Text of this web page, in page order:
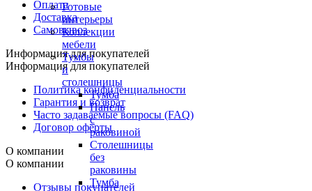
Готовые
интерьеры
Коллекции
мебели
Тумбы
и
столешницы
Тумба
Панель
с
раковиной
Столешницы
без
раковины
Тумба
Оплата
Доставка
Самовывоз
Информация для покупателей
Информация для покупателей
Политика конфиденциальности
Гарантия и возврат
Часто задаваемые вопросы (FAQ)
Договор оферты
О компании
О компании
Отзывы покупателей